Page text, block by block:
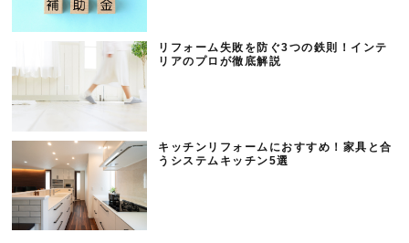
リフォーム失敗を防ぐ3つの鉄則！インテ
リアのプロが徹底解説
キッチンリフォームにおすすめ！家具と合
うシステムキッチン5選